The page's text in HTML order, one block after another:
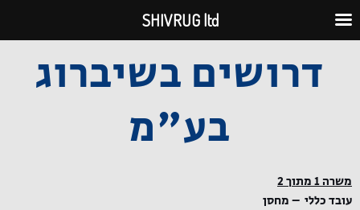
לתוכן
דרושים בשיברוג
בע"מ
משרה 1 מתוך 2
עובד כללי – מחסן
SHIVRUG ltd